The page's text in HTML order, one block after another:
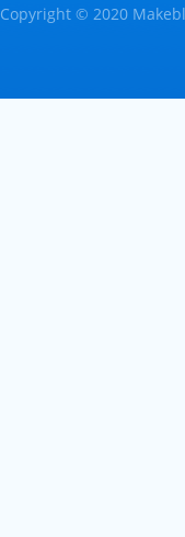
Copyright © 2020